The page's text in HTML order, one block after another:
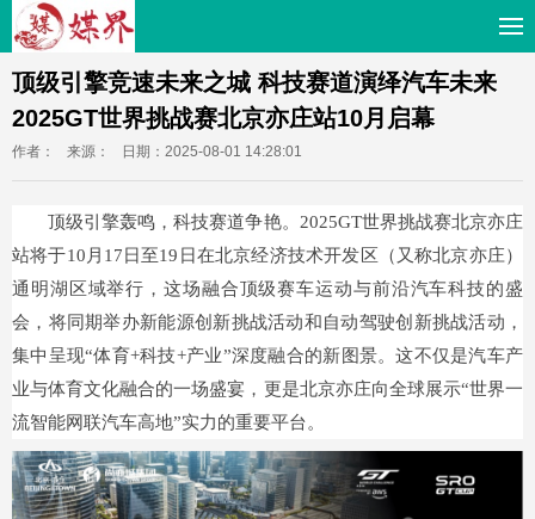
顶级引擎竞速未来之城 科技赛道演绎汽车未来
2025GT世界挑战赛北京亦庄站10月启幕
作者： 来源： 日期：2025-08-01 14:28:01
顶级引擎轰鸣，科技赛道争艳。2025GT世界挑战赛北京亦庄
站将于10月17日至19日在北京经济技术开发区（又称北京亦庄）
通明湖区域举行，这场融合顶级赛车运动与前沿汽车科技的盛
会，将同期举办新能源创新挑战活动和自动驾驶创新挑战活动，
集中呈现“体育+科技+产业”深度融合的新图景。这不仅是汽车产
业与体育文化融合的一场盛宴，更是北京亦庄向全球展示“世界一
流智能网联汽车高地”实力的重要平台。